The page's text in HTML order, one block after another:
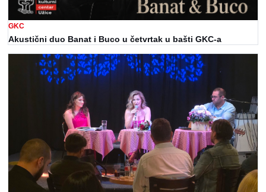
GKC
Akustični duo Banat i Buco u četvrtak u bašti GKC-a